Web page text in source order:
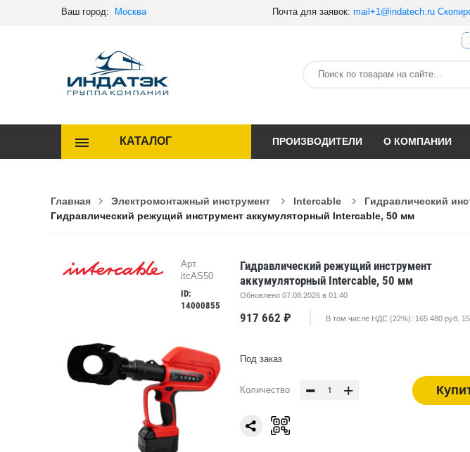
Ваш город: Москва Почта для заявок: mail+1@indatech.ru
КАТАЛОГ ПРОИЗВОДИТЕЛИ О КОМПАНИИ
Главная Электромонтажный инструмент Intercable Гидравлический
Гидравлический режущий инструмент аккумуляторный Intercable, 50 мм
Арт.
itcAS50
ID:
14000855
Гидравлический режущий инструмент
аккумуляторный Intercable, 50 мм
Обновлено 07.08.2026 в 01:40
917 662 ₽ В том числе НДС (22%): 165 480 руб. 15
Под заказ
Количество - +